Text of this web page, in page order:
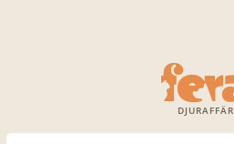
DJURAFFÄR